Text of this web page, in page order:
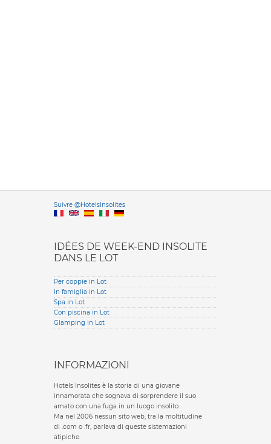
Suivre @HotelsInsolitesVersione
IDÉES DE WEEK-END INSOLITE
DANS LE LOT
Per coppie in Lot
In famiglia in Lot
Spa in Lot
Con piscina in Lot
Glamping in Lot
INFORMAZIONI
Hotels Insolites è la storia di una giovane
innamorata che sognava di sorprendere il suo
amato con una fuga in un luogo insolito.
Ma nel 2006 nessun sito web, tra la moltitudine
di .com o .fr, parlava di queste sistemazioni
atipiche.